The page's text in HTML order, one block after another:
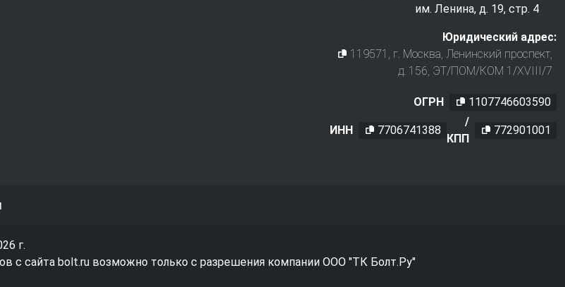
им. Ленина, д. 19, стр. 4
Юридический адрес:
119571 , г. Москва, Ленинский проспект,
д. 156, ЭТ/ПОМ/КОМ 1/XVIII/7
ОГРН 1107746603590
ИНН 7706741388
/
КПП
772901001
г.
с сайта bolt.ru возможно только с разрешения компании ООО "ТК Болт.Ру"